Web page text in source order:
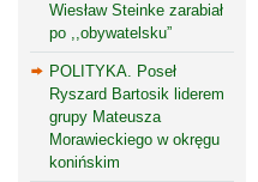
Wiesław Steinke zarabiał
po ,,obywatelsku”
POLITYKA. Poseł
Ryszard Bartosik liderem
grupy Mateusza
Morawieckiego w okręgu
konińskim